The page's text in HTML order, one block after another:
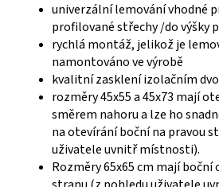
univerzální lemování vhodné
profilované střechy /do výšky
rychlá montáž, jelikož je
namontováno ve výrobě
kvalitní zasklení izolačním
rozměry 45x55 a 45x73 mají
směrem nahoru a lze ho
na otevírání boční na pravou
uživatele uvnitř místnosti).
Rozměry 65x65 cm mají